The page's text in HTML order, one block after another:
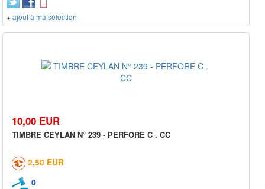
+ ajout à ma sélection
10,00 EUR
TIMBRE CEYLAN N° 239 - PERFORE C . CC
2,50 EUR
0